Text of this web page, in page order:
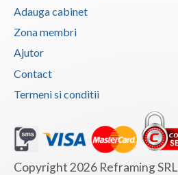
Adauga cabinet
Zona membri
Ajutor
Contact
Termeni si conditii
Copyright 2026 Reframing SRL